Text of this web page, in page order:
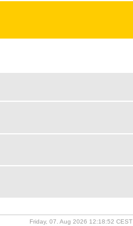
Friday, 07. Aug 2026 12:18:52 CEST